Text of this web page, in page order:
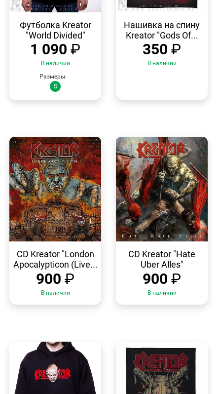
ПРОСМОТР
Футболка Kreator
"World Divided"
1 090 ₽
В наличии
Размеры:
S
Нашивка на спину
Kreator "Gods Of...
350 ₽
В наличии
ПРОСМОТР
CD Kreator "London
Apocalypticon (Live...
900 ₽
В наличии
ПРОСМОТР
CD Kreator "Hate
Uber Alles"
900 ₽
В наличии